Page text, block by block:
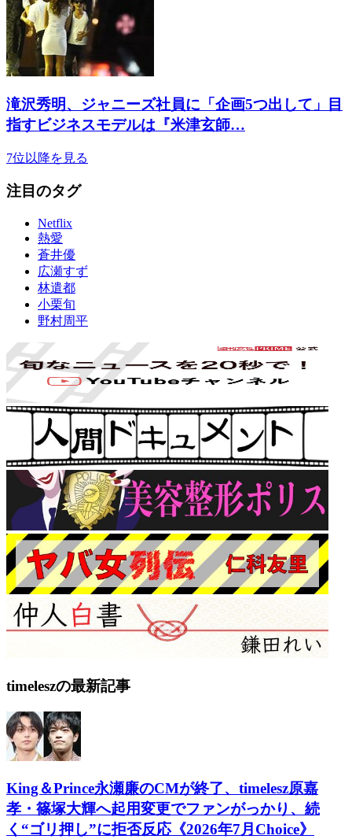
滝沢秀明、ジャニーズ社員に「企画5つ出して」目
指すビジネスモデルは『米津玄師…
7位以降を見る
注目のタグ
Netflix
熱愛
蒼井優
広瀬すず
林遣都
小栗旬
野村周平
timeleszの最新記事
King＆Prince永瀬廉のCMが終了、timelesz原嘉
孝・篠塚大輝へ起用変更でファンがっかり、続
く“ゴリ押し”に拒否反応《2026年7月Choice》